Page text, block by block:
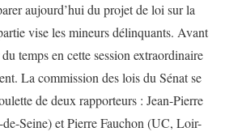
aujourd’hui du projet de loi sur la
vise les mineurs délinquants. Avant
temps en cette session extraordinaire
La commission des lois du Sénat se
de deux rapporteurs : Jean-Pierre
Seine) et Pierre Fauchon (UC, Loir-